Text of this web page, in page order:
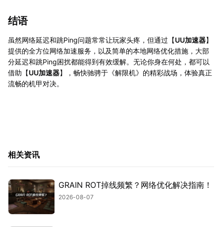
结语
虽然网络延迟和跳Ping问题常常让玩家头疼，但通过【UU加速器】
提供的全方位网络加速服务，以及简单的本地网络优化措施，大部
分延迟和跳Ping困扰都能得到有效缓解。无论你身在何处，都可以
借助【UU加速器】，畅快驰骋于《解限机》的精彩战场，体验真正
流畅的机甲对决。
相关资讯
GRAIN ROT掉线频繁？网络优化解决指南！
2026-08-07